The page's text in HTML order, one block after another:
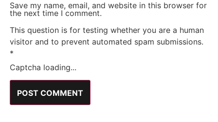
Save my name, email, and website in this browser for
the next time I comment.
This question is for testing whether you are a human
visitor and to prevent automated spam submissions.
*
Captcha loading...